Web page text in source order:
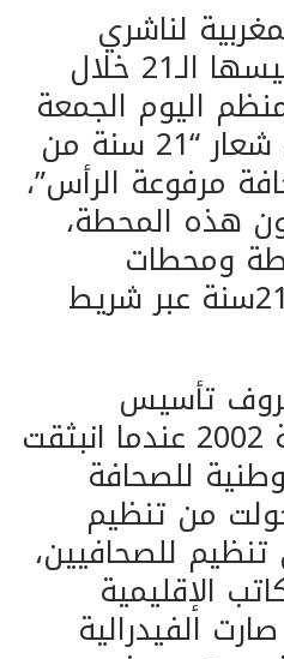
لناشري
الصحف، ذكرى تأسيسها الـ21 خلال
اليوم الجمعة
بالدار البيضاء، تحت شعار “21 سنة من
مرفوعة الرأس”،
هذه المحطة،
ومحطات
الفيدرالية خلال الـ21سنة عبر شريط
تأسيس
الفيدرالية منذ سنة 2002 عندما انبثقت
للصحافة
من تنظيم
للصحافيين،
الإقليمية
الفيدرالية